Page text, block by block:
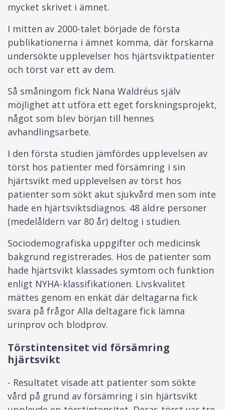
mycket skrivet i ämnet.
I mitten av 2000-talet började de första
publikationerna i ämnet komma, där forskarna
undersökte upplevelser hos hjärtsviktpatienter
och törst var ett av dem.
Så småningom fick Nana Waldréus själv
möjlighet att utföra ett eget forskningsprojekt,
något som blev början till hennes
avhandlingsarbete.
I den första studien jämfördes upplevelsen av
törst hos patienter med försämring i sin
hjärtsvikt med upplevelsen av törst hos
patienter som sökt akut sjukvård men som inte
hade en hjärtsviktsdiagnos. 48 äldre personer
(medelåldern var 80 år) deltog i studien.
Sociodemografiska uppgifter och medicinsk
bakgrund registrerades. Hos de patienter som
hade hjärtsvikt klassades symtom och funktion
enligt NYHA-klassifikationen. Livskvalitet
mättes genom en enkät där deltagarna fick
svara på frågor Alla deltagare fick lämna
urinprov och blodprov.
Törstintensitet vid försämring
hjärtsvikt
- Resultatet visade att patienter som sökte
vård på grund av försämring i sin hjärtsvikt